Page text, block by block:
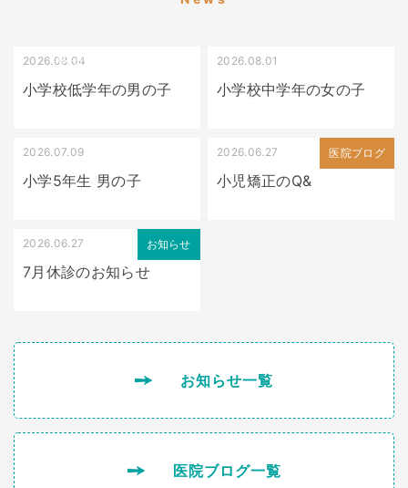
受け口（しゃくれている）
2026.08.04
小学校低学年の男の子
2026.08.01
小学校中学年の女の子
2026.07.09
小学5年生 男の子
医院ブログ
2026.06.27
小児矯正のQ&
お知らせ
2026.06.27
7月休診のお知らせ
お知らせ一覧
医院ブログ一覧